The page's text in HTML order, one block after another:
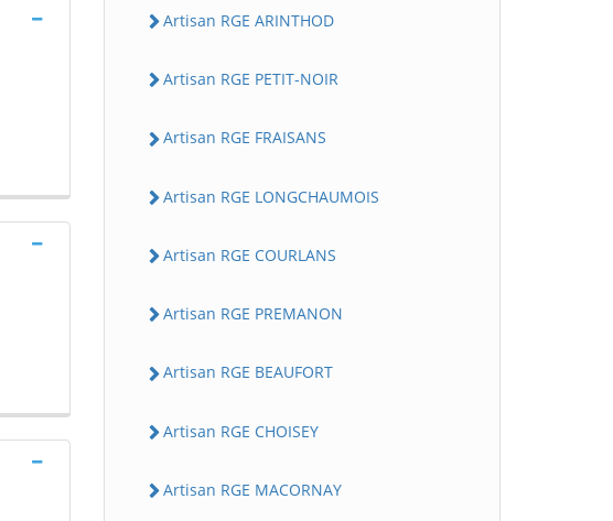
Artisan RGE ARINTHOD
Artisan RGE PETIT-NOIR
Artisan RGE FRAISANS
Artisan RGE LONGCHAUMOIS
Artisan RGE COURLANS
Artisan RGE PREMANON
Artisan RGE BEAUFORT
Artisan RGE CHOISEY
Artisan RGE MACORNAY